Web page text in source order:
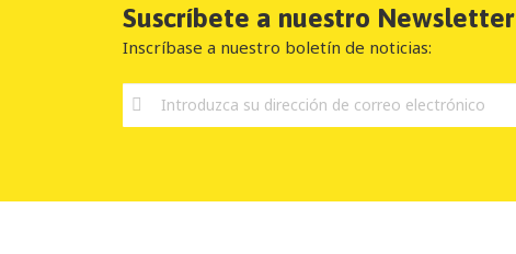
Suscríbete a nuestro Newsletter
Inscríbase a nuestro boletín de noticias: